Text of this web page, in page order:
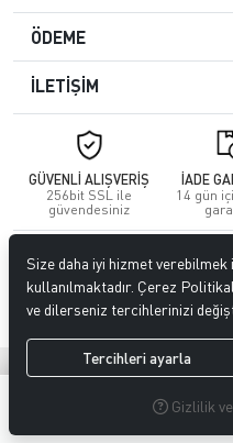
ÖDEME
İLETİŞİM
GÜVENLİ ALIŞVERİŞ
256bit SSL ile
güvendesiniz
İADE
14 gün
ŞİRKETİ.
Hipotenüs ®Yeni Nesil E-
Size daha iyi hizmet
kullanılmaktadır. Çerez
ve dilerseniz tercihlerinizi
Tercihleri ayarla
Gizlilik